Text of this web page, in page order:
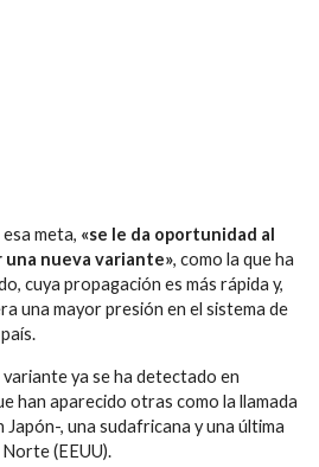
meta, «se le da oportunidad al
nueva variante», como la que ha
cuya propagación es más rápida y,
una mayor presión en el sistema de
ya se ha detectado en
han aparecido otras como la llamada
, una sudafricana y una última
(EEUU).